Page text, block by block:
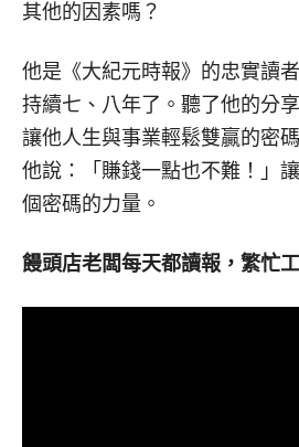
其他的因素嗎？
他是《大紀元時報》的忠實讀
持續七、八年了。聽了他的分
讓他人生與事業輕鬆雙贏的密
他說：「賺錢一點也不難！」
個密碼的力量。
饅頭店老闆每天都讀報，繁忙